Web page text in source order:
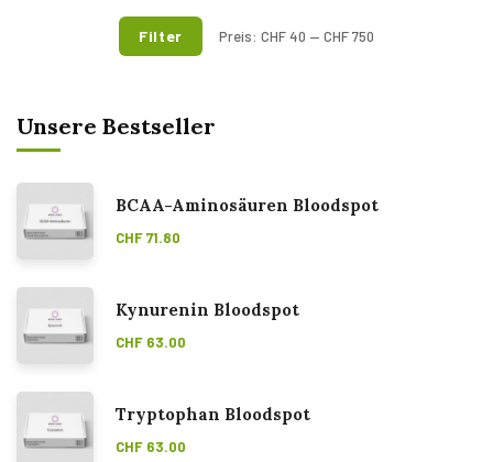
Filter Preis:CHF 40 —CHF 750
Unsere Bestseller
BCAA-Aminosäuren Bloodspot
CHF71.80
Kynurenin Bloodspot
CHF 63.00
Tryptophan Bloodspot
CHF 63.00